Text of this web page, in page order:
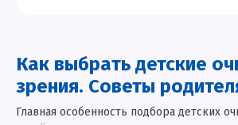
Как выбрать детские
зрения. Советы
Главная особенность подбора детских